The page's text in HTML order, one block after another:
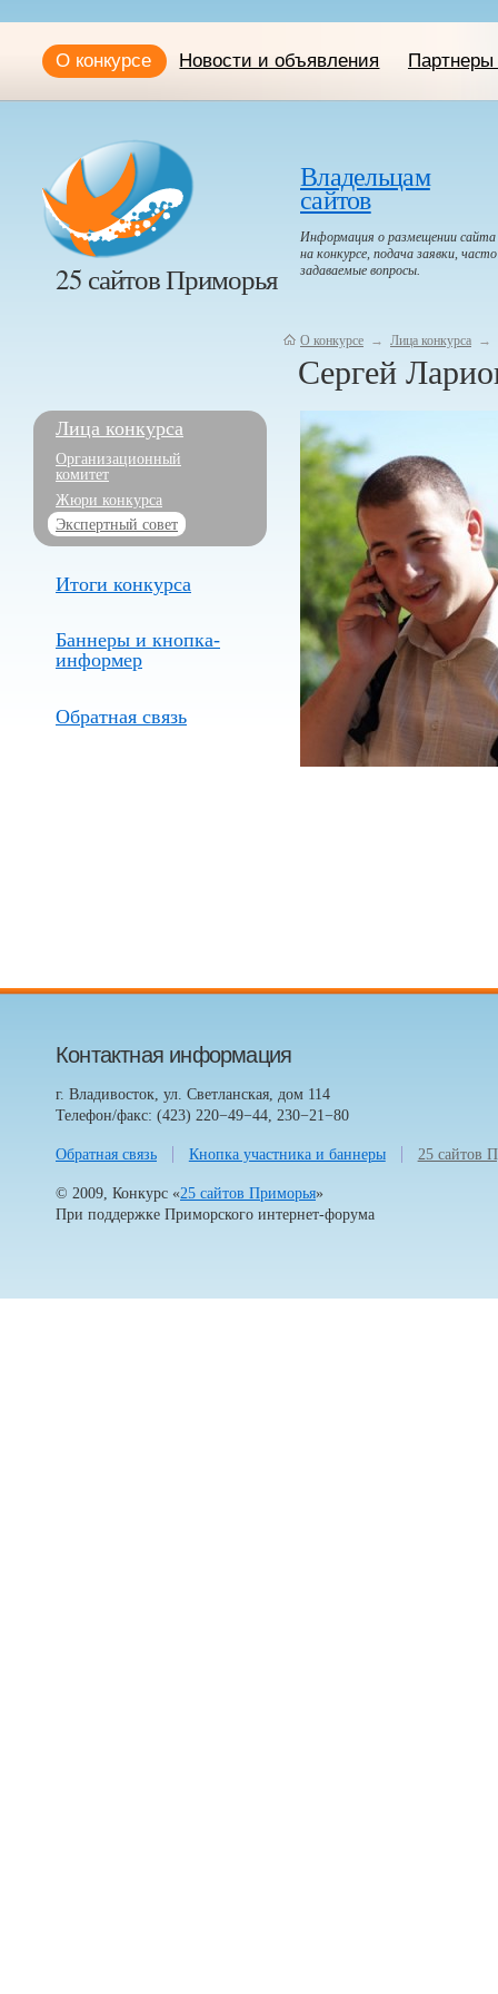
О конкурсе Новости и объявления Партнеры
25 сайтов Приморья
Владельцам
сайтов
Информация о размещении сайта
на конкурсе, подача заявки, часто
задаваемые вопросы.
О конкурсе → Лица конкурса →
Сергей
Лица конкурса
Организационный
комитет
Жюри конкурса
Экспертный совет
Итоги конкурса
Баннеры и кнопка-
информер
Обратная связь
Контактная информация
г. Владивосток, ул. Светланская, дом 114
Телефон/факс: (423) 220−49−44, 230−21−80
Обратная связь Кнопка участника и баннеры 25 сайтов
© 2009, Конкурс «25 сайтов Приморья»
При поддержке Приморского интернет-форума